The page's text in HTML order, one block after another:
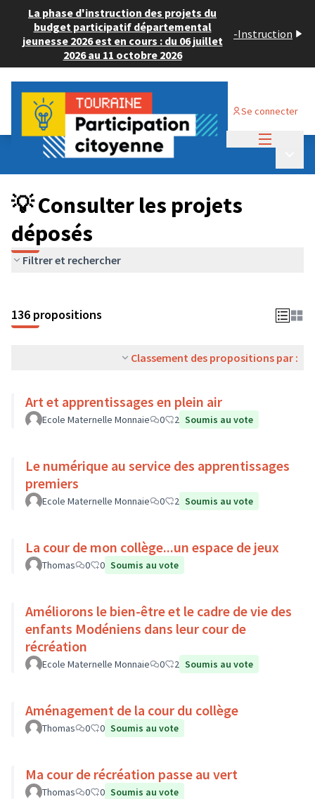
La phase d'instruction des projets du
budget participatif départemental
jeunesse 2026 est en cours : du 06 juillet
2026 au 11 octobre 2026
-Instruction
Se connecter
Budget Participatif JEUNESSE 2024
💡 Consulter les projets déposés
💡 Consulter les projets
déposés
Filtrer et rechercher
136 propositions
Classement des propositions par :
Art et apprentissages en plein air
Ecole Maternelle Monnaie 0 2 Soumis au vote
Le numérique au service des apprentissages
premiers
Ecole Maternelle Monnaie 0 2 Soumis au vote
La cour de mon collège...un espace de jeux
Thomas 0 0 Soumis au vote
Améliorons le bien-être et le cadre de vie des
enfants Modéniens dans leur cour de
récréation
Ecole Maternelle Monnaie 0 2 Soumis au vote
Aménagement de la cour du collège
Thomas 0 0 Soumis au vote
Ma cour de récréation passe au vert
Thomas 0 0 Soumis au vote